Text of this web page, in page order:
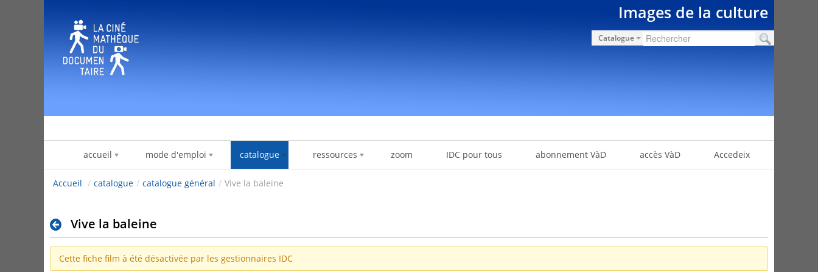
Images de la culture
Catalogue
accueil mode d'emploi catalogue ressources zoom IDC pour tous abonnement VàD accès VàD Accedeix
Accueil / catalogue / catalogue général / Vive la baleine
Vive la baleine
Cette fiche film à été désactivée par les gestionnaires IDC